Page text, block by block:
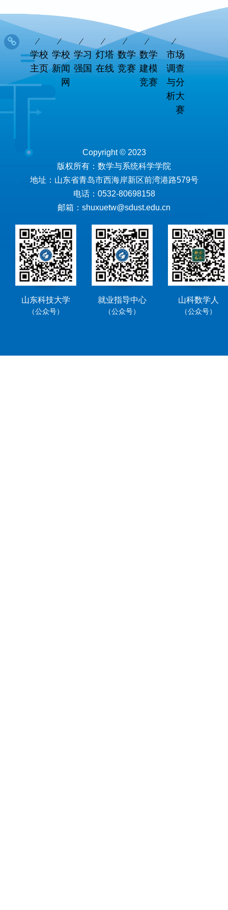
学校
主页
学校
新闻
网
学习
强国
灯塔
在线
数学
竞赛
数学
建模
竞赛
市场
调查
与分
析大
赛
Copyright © 2023
版权所有：数学与系统科学学院
地址：山东省青岛市西海岸新区前湾港路579号
电话：0532-80698158
邮箱：shuxuetw@sdust.edu.cn
山东科技大学
（公众号）
就业指导中心
（公众号）
山科数学人
（公众号）